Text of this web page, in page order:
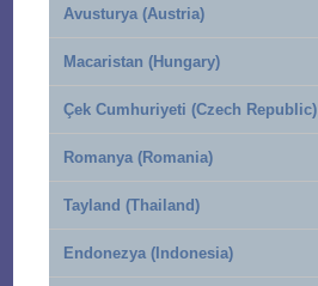
Avusturya (Austria)
Macaristan (Hungary)
Çek Cumhuriyeti (Czech Republic)
Romanya (Romania)
Tayland (Thailand)
Endonezya (Indonesia)